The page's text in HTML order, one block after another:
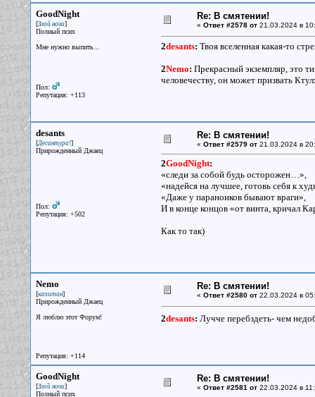
GoodNight
[Злой ночи]
Полный псих
Мне нужно выпить...
Пол:
Репутация: +113
Re: В смятении!
« Ответ #2578 от21.03.2024 в
2desants: Твоя вселенная какая-то
2Nemo: Прекрасный экземпляр, это
человечеству, он может призвать
desants
[Десантура!]
Прирожденный Джаец
Пол:
Репутация: +502
Re: В смятении!
« Ответ #2579 от21.03.2024 в
2GoodNight:
«следи за собой будь осторожен…»,
«надейся на лучшее, готовь себя к
«Даже у параноиков бывают враги»,
И в конце концов «от винта, кричал
Как то так)
Nemo
[капитан]
Прирожденный Джаец
Я люблю этот Форум!
Репутация: +114
Re: В смятении!
« Ответ #2580 от22.03.2024 в
2desants: Лучче перебздеть- чем
GoodNight
[Злой ночи]
Полный псих
Re: В смятении!
« Ответ #2581 от22.03.2024 в